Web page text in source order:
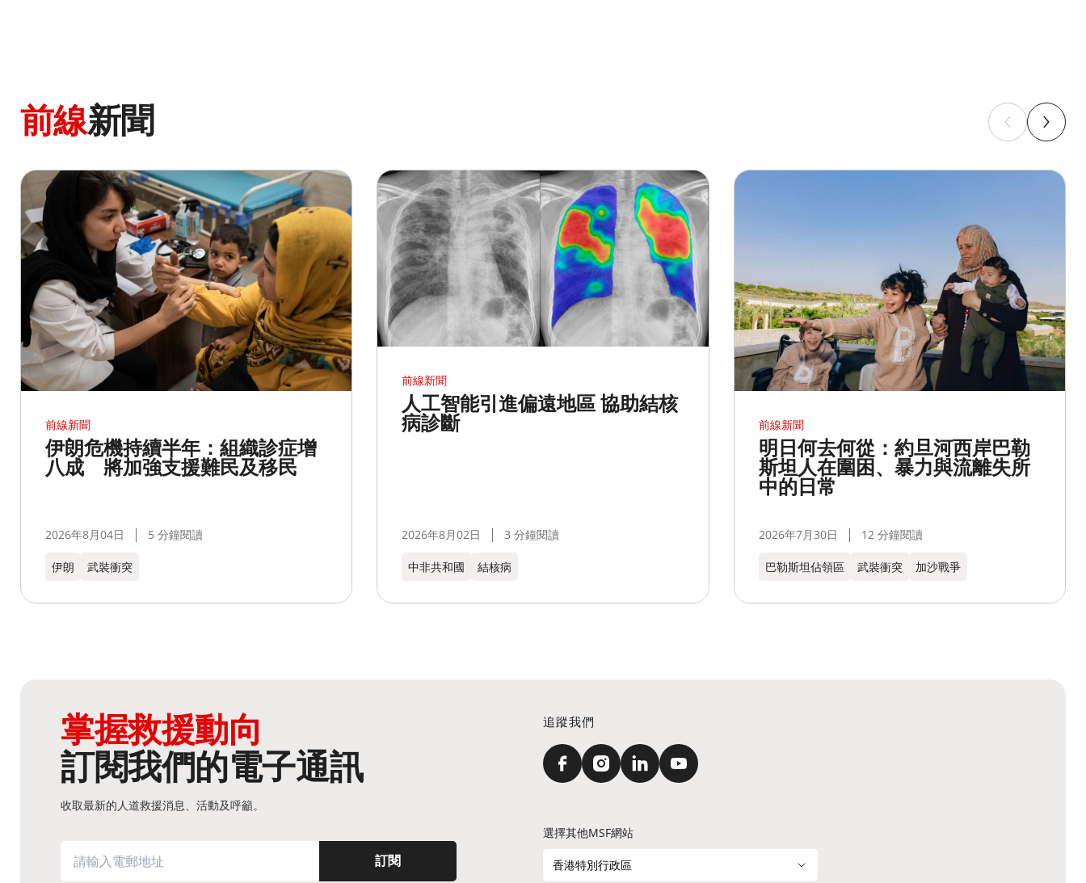
前線新聞
前線新聞
伊朗危機持續半年：組織診症增
八成 將加強支援難民及移民
2026年8月04日 5 分鐘閱讀
伊朗 武裝衝突
前線新聞
人工智能引進偏遠地區 協助結核
病診斷
2026年8月02日 3 分鐘閱讀
中非共和國 結核病
前線新聞
明日何去何從：約旦河西岸巴勒
斯坦人在圍困、暴力與流離失所
中的日常
2026年7月30日 12 分鐘閱讀
巴勒斯坦佔領區 武裝衝突 加沙戰爭
掌握救援動向
訂閱我們的電子通訊
收取最新的人道救援消息、活動及呼籲。
訂閱
追蹤我們
選擇其他MSF網站
香港特別行政區